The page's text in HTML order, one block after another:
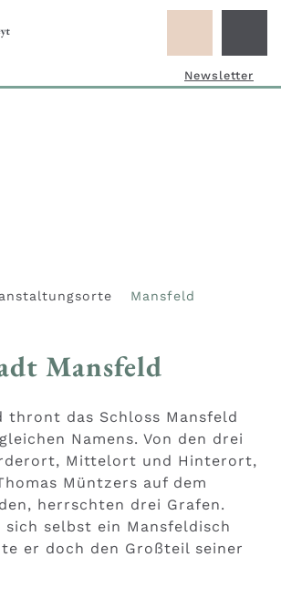
Newsletter
Mansfeld
Mansfeld
thront das Schloss Mansfeld
Namens. Von den drei
Mittelort und Hinterort,
Müntzers auf dem
herrschten drei Grafen.
selbst ein Mansfeldisch
er doch den Großteil seiner